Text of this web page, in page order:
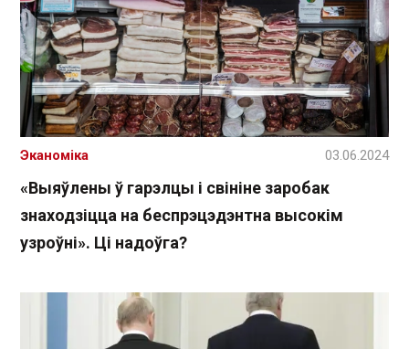
«Выяўлены ў гарэлцы і свініне заробак
знаходзіцца на беспрэцэдэнтна высокім
узроўні». Ці надоўга?
Эканоміка 03.06.2024